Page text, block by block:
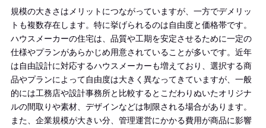
規模の大きさはメリットにつながっていますが、一方でデメリッ
トも複数存在します。特に挙げられるのは自由度と価格帯です。
ハウスメーカーの住宅は、品質や工期を安定させるために一定の
仕様やプランがあらかじめ用意されていることが多いです。近年
は自由設計に対応するハウスメーカーも増えており、選択する商
品やプランによって自由度は大きく異なってきていますが、一般
的には工務店や設計事務所と比較するとこだわりぬいたオリジナ
ルの間取りや素材、デザインなどは制限される場合があります。
また、企業規模が大きい分、管理運営にかかる費用が商品に影響